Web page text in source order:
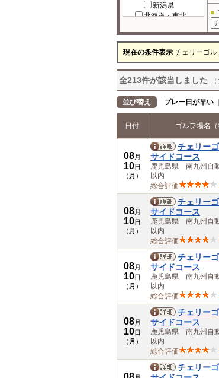
新潟県
北海道・東北
宮城県
福島県
秋田県
青森県
山形県
北陸
富山県
中部
岐阜県
愛知県
三重県
近畿
滋賀県
京都府
大阪府
兵庫県
奈良県
和歌山県
中国
鳥取県
島根県
岡山県
広島県
山口県
四国
徳島県
香川県
愛媛県
高知県
現在の条件表示 チェリーゴ
全213件が該当しました
並び替え プレー日が早い
日付 ゴルフ場名（
08月
10日
（ 月 ）
チェリー
サイドコース
鹿児島県 南九州自
以内
総合評価
08月
10日
（ 月 ）
チェリー
サイドコース
鹿児島県 南九州自
以内
総合評価
08月
10日
（ 月 ）
チェリー
サイドコース
鹿児島県 南九州自
以内
総合評価
08月
10日
（ 月 ）
チェリー
サイドコース
鹿児島県 南九州自
以内
総合評価
チェリー